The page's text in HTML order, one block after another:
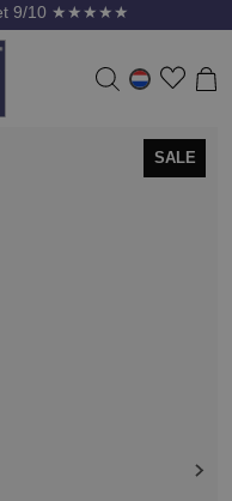
9/10 ★★★★★
SALE